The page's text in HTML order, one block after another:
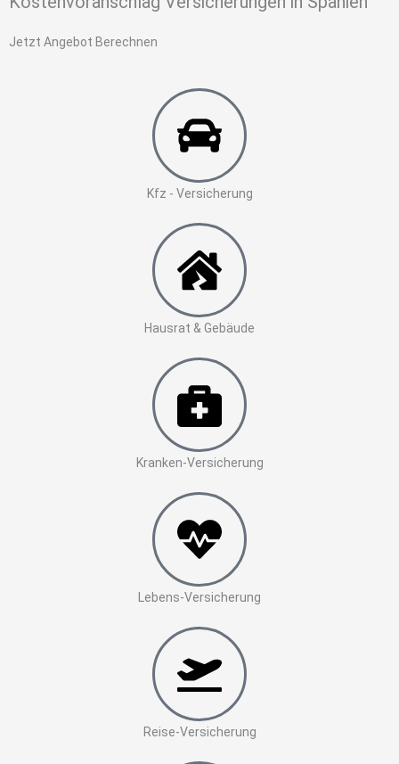
Jetzt Angebot Berechnen
Kfz - Versicherung
Hausrat & Gebäude
Kranken-Versicherung
Lebens-Versicherung
Reise-Versicherung